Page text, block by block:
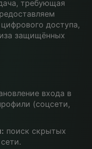
требующая
доступа,
защищённых
входа в
(соцсети,
поиск скрытых